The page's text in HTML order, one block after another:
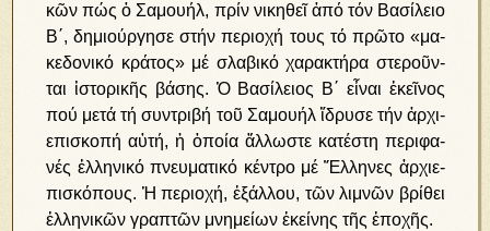
κῶν πώς ὁ Σαμουήλ, πρίν νι­κη­θεῖ ἀ­πό τόν Βα­σί­λει­ο
Β΄, δη­μι­ούρ­γη­σε στήν πε­ρι­ο­χή τους τό πρῶ­το «μα­
κε­δο­νι­κό κρά­τος» μέ σλα­βι­κό χα­ρα­κτή­ρα στε­ροῦν­
ται ἱ­στο­ρι­κῆς βά­σης. Ὁ Βα­σί­λει­ος Β΄ εἶ­ναι ἐ­κεῖ­νος
πού με­τά τή συν­τρι­βή τοῦ Σα­μου­ήλ ἵ­δρυ­σε τήν ἀρ­χι­
ε­πι­σκο­πή αὐ­τή, ἡ ὁ­ποί­α ἄλ­λω­στε κα­τέ­στη πε­ρι­φα­
νές ἑλ­λη­νι­κό πνευ­μα­τι­κό κέν­τρο μέ Ἕλ­λη­νες ἀρ­χι­ε­
πι­σκό­πους. Ἡ πε­ρι­ο­χή, ἐ­ξάλ­λου, τῶν λι­μνῶν βρί­θει
ἑλ­λη­νι­κῶν γρα­πτῶν μνη­μεί­ων ἐ­κεί­νης τῆς ἐ­πο­χῆς.